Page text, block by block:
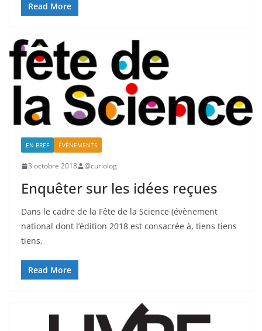
Read More
EN BREF ÉVÈNEMENTS
3 octobre 2018 @curiolog
Enquêter sur les idées reçues
Dans le cadre de la Fête de la Science (évènement
national dont l’édition 2018 est consacrée à, tiens tiens
tiens,
Read More